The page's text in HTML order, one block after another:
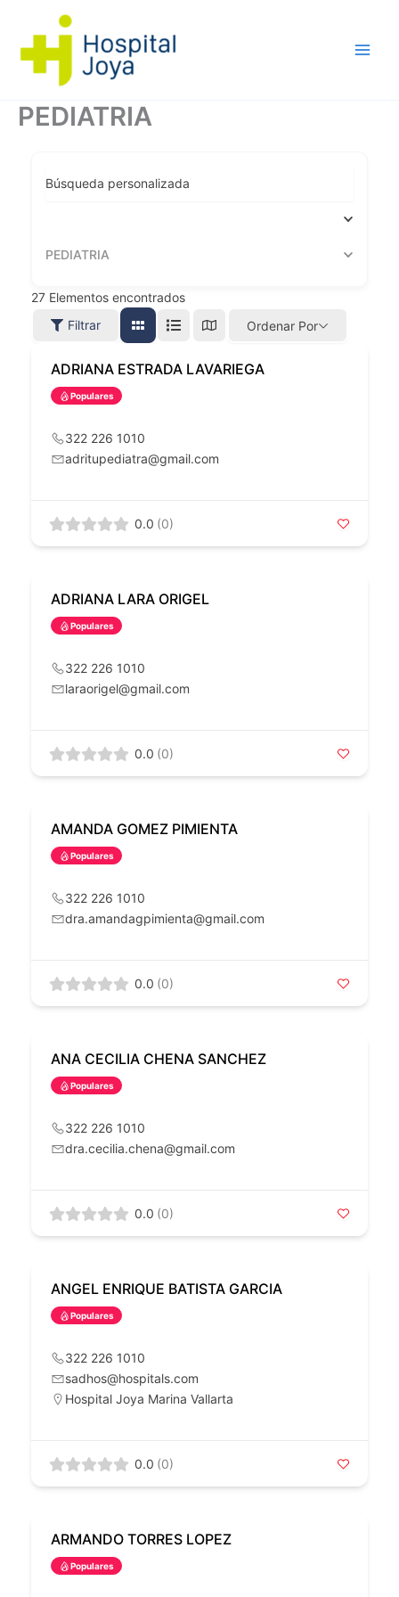
contenido
PEDIATRIA
Búsqueda personalizada
PEDIATRIA
27 Elementos encontrados
Filtrar
Ordenar Por
ADRIANA ESTRADA LAVARIEGA
Populares
322 226 1010
adritupediatra@gmail.com
0.0 (0)
ADRIANA LARA ORIGEL
Populares
322 226 1010
laraorigel@gmail.com
0.0 (0)
AMANDA GOMEZ PIMIENTA
Populares
322 226 1010
dra.amandagpimienta@gmail.com
0.0 (0)
ANA CECILIA CHENA SANCHEZ
Populares
322 226 1010
dra.cecilia.chena@gmail.com
0.0 (0)
ANGEL ENRIQUE BATISTA GARCIA
Populares
322 226 1010
sadhos@hospitals.com
Hospital Joya Marina Vallarta
0.0 (0)
ARMANDO TORRES LOPEZ
Populares